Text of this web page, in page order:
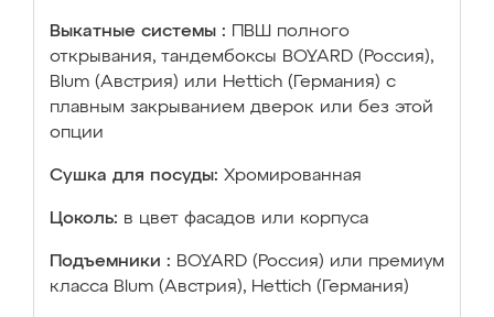
Выкатные системы :
ПВШ полного
открывания, тандембоксы BOYARD (Россия),
Blum (Австрия) или Hettich (Германия) с
плавным закрыванием дверок или без этой
опции
Сушка для посуды: Хромированная
Цоколь: в цвет фасадов или корпуса
Подъемники : BOYARD (Россия) или премиум
класса Blum (Австрия), Hettich (Германия)